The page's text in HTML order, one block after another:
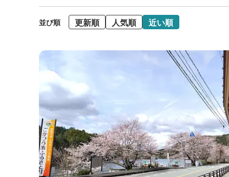
並び順 更新順 人気順 近い順